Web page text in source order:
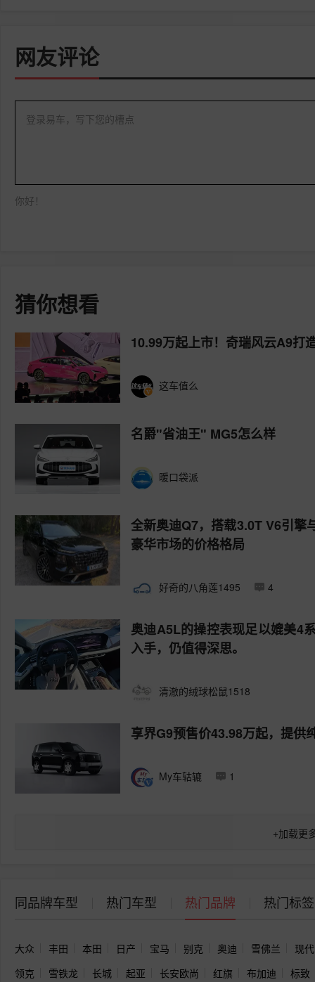
网友评论
登录易车，写下您的槽点
你好！
猜你想看
10.99万起上市！奇瑞风云A9打
这车值么
名爵"省油王" MG5怎么样
暖口袋派
全新奥迪Q7，搭载3.0T V6引擎
豪华市场的价格格局
好奇的八角莲1495 4
奥迪A5L的操控表现足以媲美4
入手，仍值得深思。
清澈的绒球松鼠1518
享界G9预售价43.98万起，提供
My车轱辘 1
+加载更
同品牌车型 热门车型 热门品牌 热门标签
大众 丰田 本田 日产 宝马 别克 奥迪 雪佛兰
现代
领克
雪铁龙 长城 起亚 长安欧尚 红旗 布加迪 标致